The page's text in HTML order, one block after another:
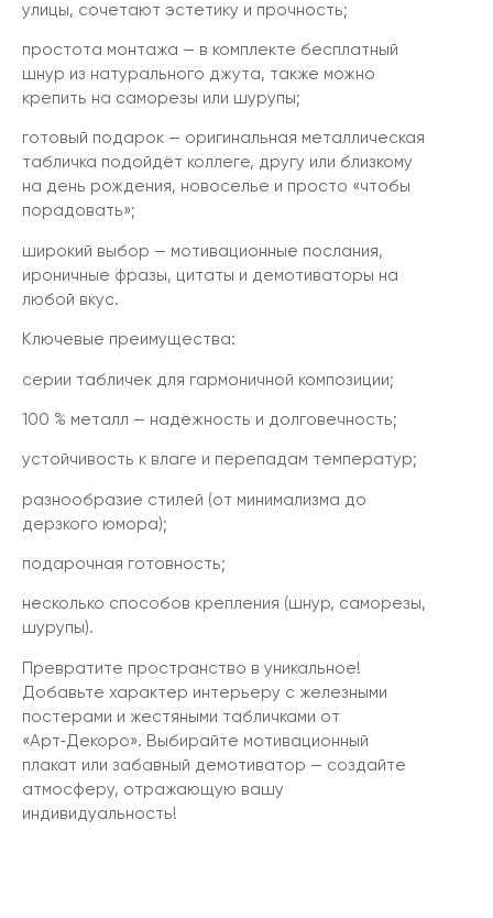
улицы, сочетают эстетику и прочность;
простота монтажа — в комплекте бесплатный
шнур из натурального джута, также можно
крепить на саморезы или шурупы;
готовый подарок — оригинальная металлическая
табличка подойдёт коллеге, другу или близкому
на день рождения, новоселье и просто «чтобы
порадовать»;
широкий выбор — мотивационные послания,
ироничные фразы, цитаты и демотиваторы на
любой вкус.
Ключевые преимущества:
серии табличек для гармоничной композиции;
100 % металл — надёжность и долговечность;
устойчивость к влаге и перепадам температур;
разнообразие стилей (от минимализма до
дерзкого юмора);
подарочная готовность;
несколько способов крепления (шнур, саморезы,
шурупы).
Превратите пространство в уникальное!
Добавьте характер интерьеру с железными
постерами и жестяными табличками от
«Арт‑Декоро». Выбирайте мотивационный
плакат или забавный демотиватор — создайте
атмосферу, отражающую вашу
индивидуальность!